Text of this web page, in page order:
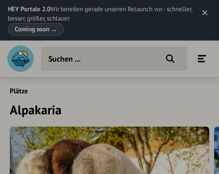
HEY Portale 2.0Wir bereiten gerade unseren Relaunch vor - schneller,
besser, größer, schlauer.
Coming soon →
Plätze
Alpakaria